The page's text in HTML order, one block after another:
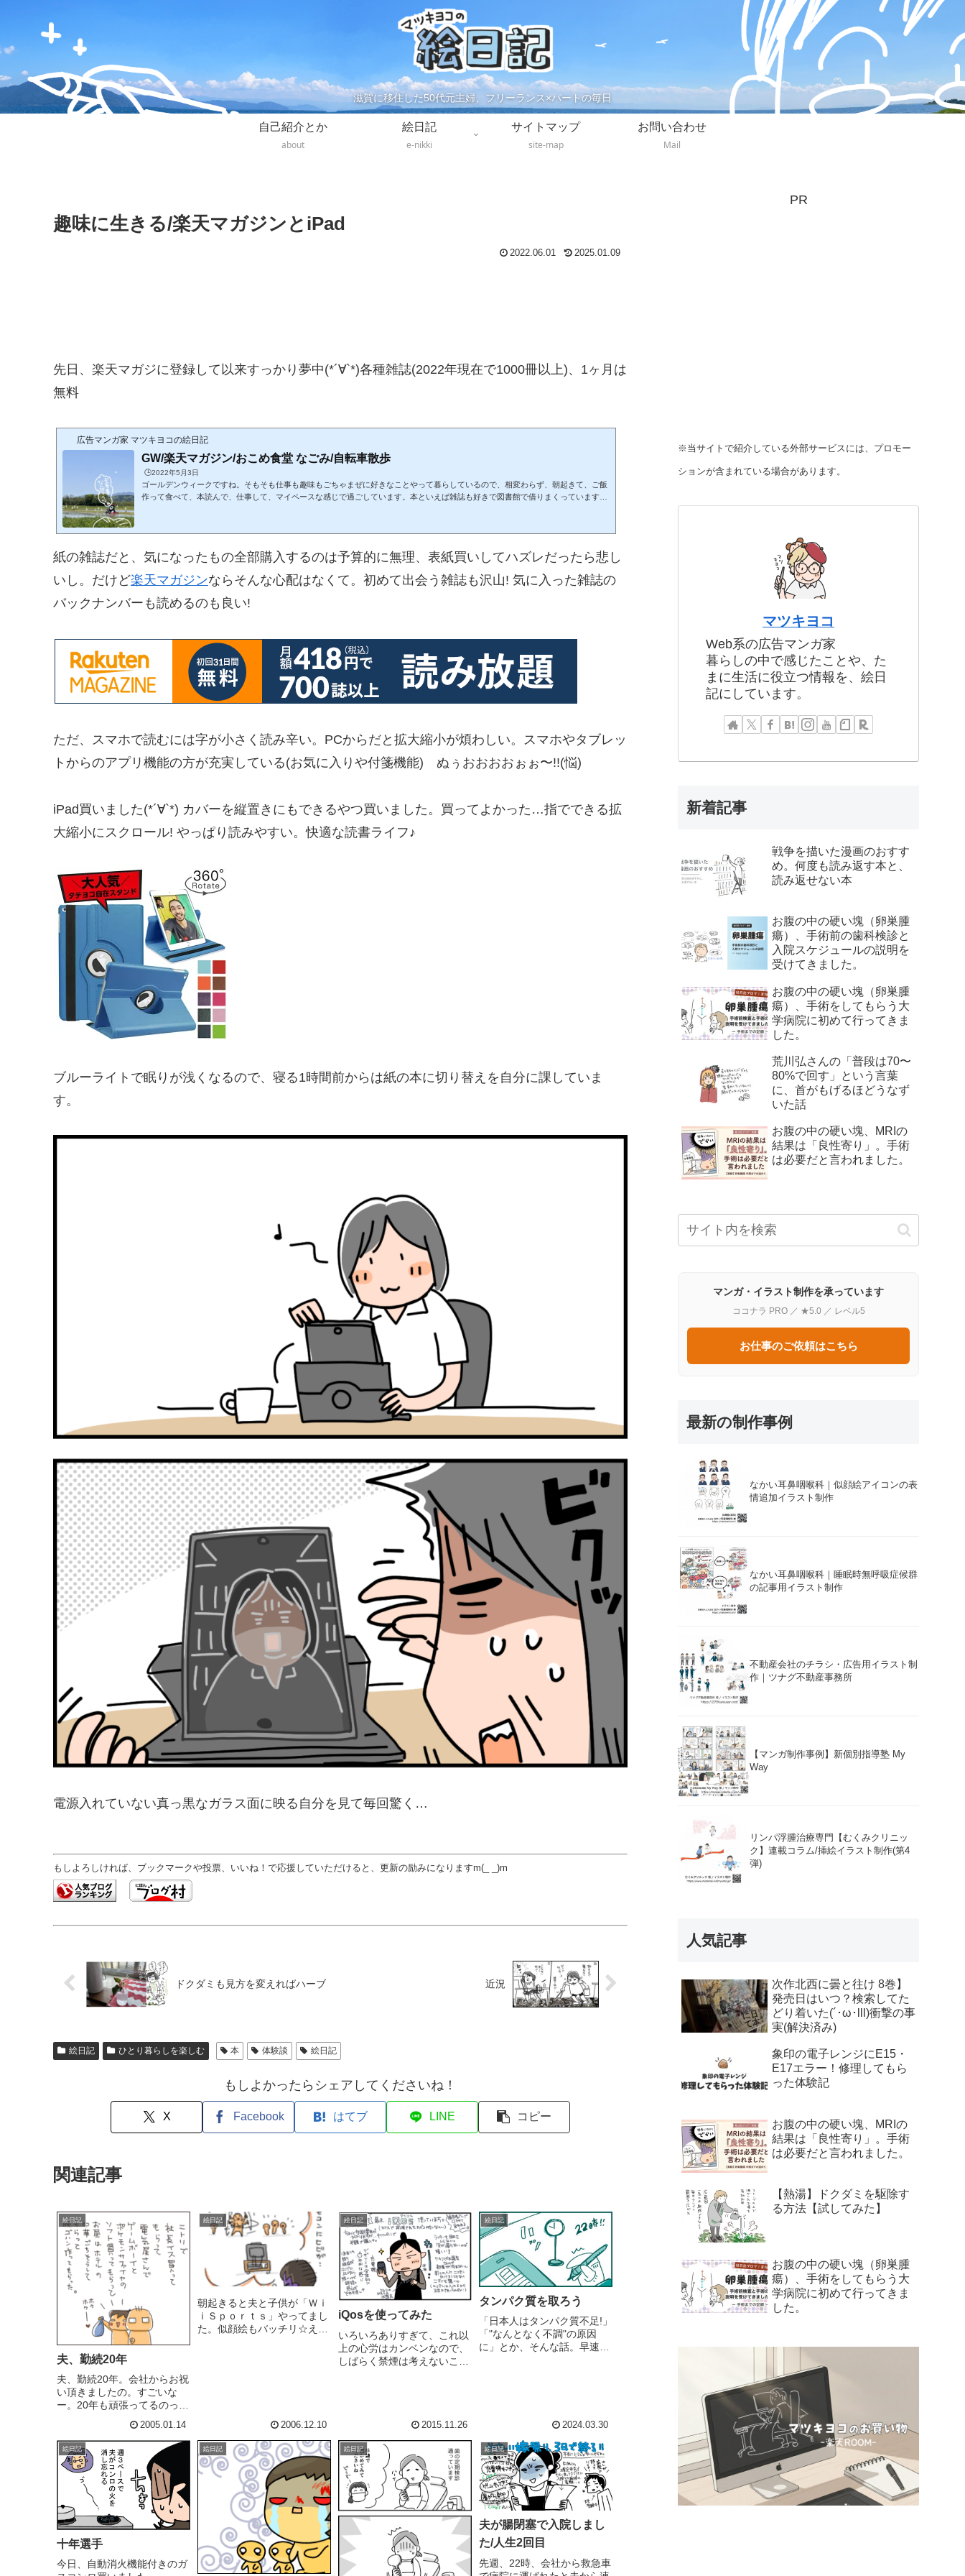
滋賀に移住した50代元主婦、フリーランス×パートの毎日
自己紹介とか
about
絵日記
e-nikki
サイトマップ
site-map
お問い合わせ
Mail
趣味に生きる/楽天マガジンとiPad
2022.06.01 2025.01.09
先日、楽天マガジに登録して以来すっかり夢中(*´∀`*)各種雑誌(2022年現在で1000冊以上)、1ヶ月は
無料
広告マンガ家 マツキヨコの絵日記
GW/楽天マガジン/おこめ食堂 なごみ/自転車散歩
🕒️2022年5月3日
ゴールデンウィークですね。そもそも仕事も趣味もごちゃまぜに好きなことやって暮らしているので、相変わらず、朝起きて、ご飯
作って食べて、本読んで、仕事して、マイペースな感じで過ごしています。本といえば雑誌も好きで図書館で借りまくっています。
も読んでも終わらない!! 初...
紙の雑誌だと、気になったもの全部購入するのは予算的に無理、表紙買いしてハズレだったら悲し
いし。だけど楽天マガジンならそんな心配はなくて。初めて出会う雑誌も沢山! 気に入った雑誌の
バックナンバーも読めるのも良い!
ただ、スマホで読むには字が小さく読み辛い。PCからだと拡大縮小が煩わしい。スマホやタブレッ
トからのアプリ機能の方が充実している(お気に入りや付箋機能) ぬぅおおおおぉぉ〜!!(悩)
iPad買いました(*´∀`*) カバーを縦置きにもできるやつ買いました。買ってよかった…指でできる拡
大縮小にスクロール! やっぱり読みやすい。快適な読書ライフ♪
ブルーライトで眠りが浅くなるので、寝る1時間前からは紙の本に切り替えを自分に課していま
す。
電源入れていない真っ黒なガラス面に映る自分を見て毎回驚く…
もしよろしければ、ブックマークや投票、いいね！で応援していただけると、更新の励みになりますm(_ _)m
ドクダミも見方を変えればハーブ 近況
絵日記 ひとり暮らしを楽しむ 本 体験談 絵日記
もしよかったらシェアしてくださいね！
X Facebook はてブ LINE コピー
関連記事
絵日記
夫、勤続20年
夫、勤続20年。会社からお祝
い頂きましたの。すごいな
ー。20年も頑張ってるのって
凄い。そのうち半分の期間、
一緒に過ごしているんだと思
うと嬉しいようななんての
か、自分でも驚きやら気恥ず
かしいやら。お祝いの中から
夫にご馳走してもらったんで
すよ。...
2005.01.14
絵日記
朝起きると夫と子供が「Ｗｉ
ｉＳｐｏｒｔｓ」やってまし
た。似顔絵もバッチリ☆えー
2006.12.10
絵日記
iQosを使ってみた
いろいろありすぎて、これ以
上の心労はカンベンなので、
しばらく禁煙は考えないこと
す。やっぱり体には良くな
い。けど止めれない...。
2015.11.26
絵日記
タンパク質を取ろう
「日本人はタンパク質不足!」
「"なんとなく不調"の原因
に」とか、そんな話。早速、
くなる」 → (・・・ほ
2024.03.30
絵日記
十年選手
今日、自動消火機能付きのガ
絵日記 絵日記 絵日記
夫が腸閉塞で入院しまし
た/人生2回目
先週、22時、会社から救急車
PR
※当サイトで紹介している外部サービスには、プロモー
ションが含まれている場合があります。
マツキヨコ
Web系の広告マンガ家
暮らしの中で感じたことや、た
まに生活に役立つ情報を、絵日
記にしています。
新着記事
戦争を描いた漫画のおすす
め。何度も読み返す本と、
読み返せない本
お腹の中の硬い塊（卵巣腫
瘍）、手術前の歯科検診と
入院スケジュールの説明を
受けてきました。
お腹の中の硬い塊（卵巣腫
瘍）、手術をしてもらう大
学病院に初めて行ってきま
した。
荒川弘さんの「普段は70〜
80%で回す」という言葉
に、首がもげるほどうなず
いた話
お腹の中の硬い塊、MRIの
結果は「良性寄り」。手術
は必要だと言われました。
マンガ・イラスト制作を承っています
ココナラ PRO ／ ★5.0 ／ レベル5
お仕事のご依頼はこちら
最新の制作事例
なかい耳鼻咽喉科｜似顔絵アイコンの表
情追加イラスト制作
なかい耳鼻咽喉科｜睡眠時無呼吸症候群
の記事用イラスト制作
不動産会社のチラシ・広告用イラスト制
作｜ツナグ不動産事務所
【マンガ制作事例】新個別指導塾 My
Way
リンパ浮腫治療専門【むくみクリニッ
ク】連載コラム/挿絵イラスト制作(第4
弾)
人気記事
次作北西に曇と往け 8巻】
発売日はいつ？検索してた
どり着いた(´･ω･lll)衝撃の事
実(解決済み)
象印の電子レンジにE15・
E17エラー！修理してもら
った体験記
お腹の中の硬い塊、MRIの
結果は「良性寄り」。手術
は必要だと言われました。
【熱湯】ドクダミを駆除す
る方法【試してみた】
お腹の中の硬い塊（卵巣腫
瘍）、手術をしてもらう大
学病院に初めて行ってきま
した。